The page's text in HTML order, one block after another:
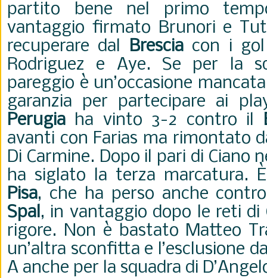
partito bene nel primo
vantaggio firmato Brunori e
recuperare dal Bresciacon i gol
Rodriguez e Aye. Se per la
pareggio è un’occasione
garanzia per partecipare ai
Perugia ha vinto 3-2 contro il
avanti con Farias ma rimontato
Di Carmine. Dopo il pari di Ciano
ha siglato la terza marcatura.
Pisa, che ha perso anche
Spal, in vantaggio dopo le reti di
rigore. Non è bastato Matteo
un’altra sconfitta e l’esclusione
A anche per la squadra di